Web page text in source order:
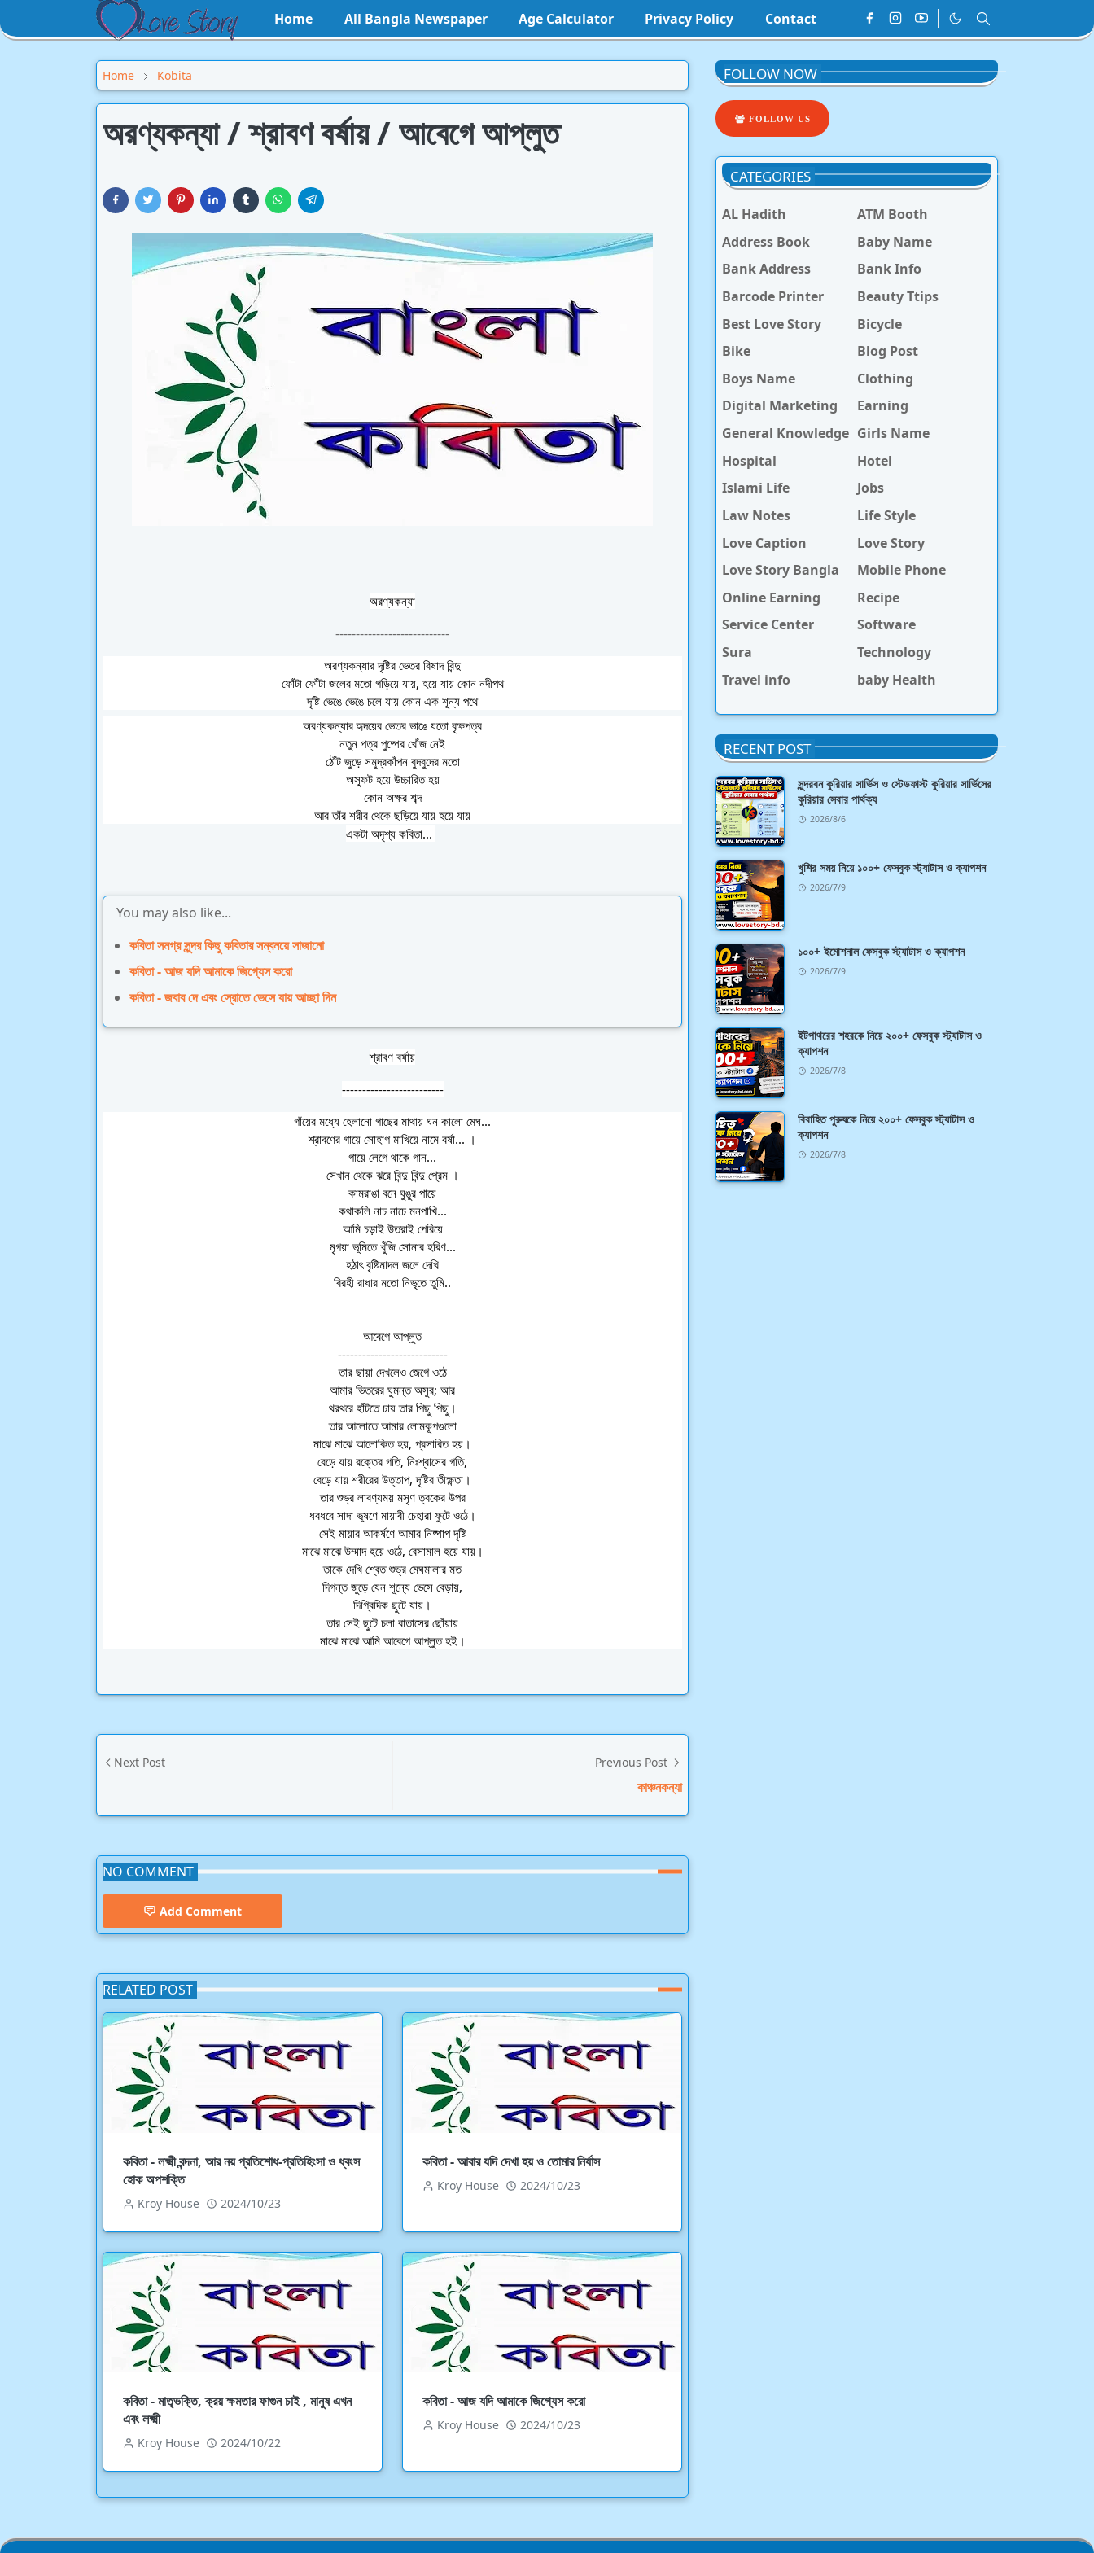
Home All Bangla Newspaper Age Calculator Privacy Policy Contact
Home Kobita
অরণ্যকন্যা / শ্রাবণ বর্ষায় / আবেগে আপ্লুত
অরণ্যকন্যা
----------------------------
অরণ্যকন্যার দৃষ্টির ভেতর বিষাদ বিন্দু
ফোঁটা ফোঁটা জলের মতো গড়িয়ে যায়, হয়ে যায় কোন নদীপথ
দৃষ্টি ভেঙে ভেঙে চলে যায় কোন এক শূন্য পথে
অরণ্যকন্যার হৃদয়ের ভেতর ভাঙে যতো বৃক্ষপত্র
নতুন পত্র পুষ্পের খোঁজ নেই
ঠোঁট জুড়ে সমুদ্রকাঁপন বুদবুদের মতো
অস্ফুট হয়ে উচ্চারিত হয়
কোন অক্ষর শব্দ
আর তাঁর শরীর থেকে ছড়িয়ে যায় হয়ে যায়
একটা অদৃশ্য কবিতা...
You may also like...
কবিতা সমগ্র সুন্দর কিছু কবিতার সম্বনয়ে সাজানো
কবিতা - আজ যদি আমাকে জিগ্যেস করো
কবিতা - জবাব দে এবং স্রোতে ভেসে যায় আচ্ছা দিন
শ্রাবণ বর্ষায়
-------------------------
গাঁয়ের মধ্যে হেলানো গাছের মাথায় ঘন কালো মেঘ...
শ্রাবণের গায়ে সোহাগ মাখিয়ে নামে বর্ষা... ।
গায়ে লেগে থাকে গান...
সেখান থেকে ঝরে বিন্দু বিন্দু প্রেম ।
কামরাঙা বনে ঘুঙুর পায়ে
কথাকলি নাচ নাচে মনপাখি...
আমি চড়াই উতরাই পেরিয়ে
মৃগয়া ভূমিতে খুঁজি সোনার হরিণ...
হঠাৎ বৃষ্টিমাদল জলে দেখি
বিরহী রাধার মতো নিভৃতে তুমি..
আবেগে আপ্লুত
---------------------------
তার ছায়া দেখলেও জেগে ওঠে
আমার ভিতরের ঘুমন্ত অসুর; আর
থরথরে হাঁটতে চায় তার পিছু পিছু।
তার আলোতে আমার লোমকূপগুলো
মাঝে মাঝে আলোকিত হয়, প্রসারিত হয়।
বেড়ে যায় রক্তের গতি, নিঃশ্বাসের গতি,
বেড়ে যায় শরীরের উত্তাপ, দৃষ্টির তীক্ষ্ণতা।
তার শুভ্র লাবণ্যময় মসৃণ ত্বকের উপর
ধবধবে সাদা ভূষণে মায়াবী চেহারা ফুটে ওঠে।
সেই মায়ার আকর্ষণে আমার নিষ্পাপ দৃষ্টি
মাঝে মাঝে উম্মাদ হয়ে ওঠে, বেসামাল হয়ে যায়।
তাকে দেখি শ্বেত শুভ্র মেঘমালার মত
দিগন্ত জুড়ে যেন শূন্যে ভেসে বেড়ায়,
দিগ্বিদিক ছুটে যায়।
তার সেই ছুটে চলা বাতাসের ছোঁয়ায়
মাঝে মাঝে আমি আবেগে আপ্লুত হই।
Next Post Previous Post
কাঞ্চনকন্যা
NO COMMENT
Add Comment
RELATED POST
কবিতা - লক্ষ্মী বন্দনা, আর নয় প্রতিশোধ-প্রতিহিংসা ও ধ্বংস
হোক অপশক্তি
Kroy House 2024/10/23
কবিতা - আবার যদি দেখা হয় ও তোমার নির্যাস
Kroy House 2024/10/23
কবিতা - মাতৃভক্তি, ক্রয় ক্ষমতার ফাগুন চাই , মানুষ এখন
এবং লক্ষ্মী
Kroy House 2024/10/22
কবিতা - আজ যদি আমাকে জিগ্যেস করো
Kroy House 2024/10/23
FOLLOW NOW
FOLLOW US
CATEGORIES
AL Hadith
ATM Booth
Address Book
Baby Name
Bank Address
Bank Info
Barcode Printer
Beauty Ttips
Best Love Story
Bicycle
Bike
Blog Post
Boys Name
Clothing
Digital Marketing
Earning
General Knowledge Girls Name
Hospital
Hotel
Islami Life
Jobs
Law Notes
Life Style
Love Caption
Love Story
Love Story Bangla
Mobile Phone
Online Earning
Recipe
Service Center
Software
Sura
Technology
Travel info
baby Health
RECENT POST
সুন্দরবন কুরিয়ার সার্ভিস ও স্টেডফাস্ট কুরিয়ার সার্ভিসের
কুরিয়ার সেবার পার্থক্য
2026/8/6
খুশির সময় নিয়ে ১০০+ ফেসবুক স্ট্যাটাস ও ক্যাপশন
2026/7/9
১০০+ ইমোশনাল ফেসবুক স্ট্যাটাস ও ক্যাপশন
2026/7/9
ইটপাথরের শহরকে নিয়ে ২০০+ ফেসবুক স্ট্যাটাস ও
ক্যাপশন
2026/7/8
বিবাহিত পুরুষকে নিয়ে ২০০+ ফেসবুক স্ট্যাটাস ও
ক্যাপশন
2026/7/8